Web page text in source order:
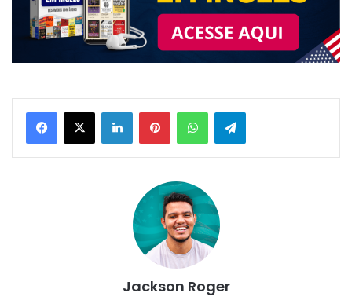
LinkedinPinterestWhatsAppTelegram
Jackson Roger